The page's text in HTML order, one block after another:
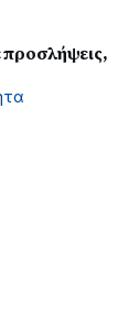
προσλήψεις,